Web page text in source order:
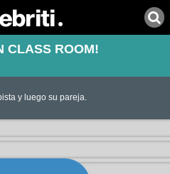
CLASS ROOM!
y luego su pareja.